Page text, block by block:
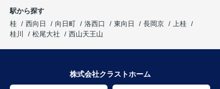
駅から探す
桂
西向日 向日町 洛西口 東向日 長岡京
上桂
桂川
松尾大社 西山天王山
株式会社クラストホーム